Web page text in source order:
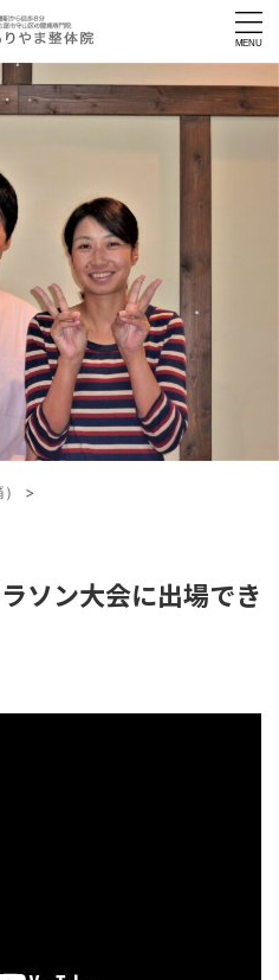
>
ソン大会に出場でき